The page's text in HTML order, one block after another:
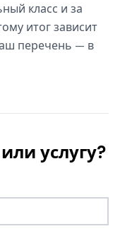
класс и за
итог зависит
перечень — в
услугу?